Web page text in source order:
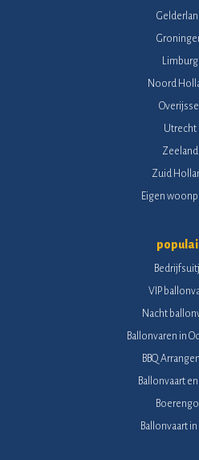
Limburg
Noord
Overijssel
Utrecht
Zeeland
Zuid
Eigen
VIP
Nacht
Ballonvaren in
BBQ
Ballonvaart
Ballonvaart